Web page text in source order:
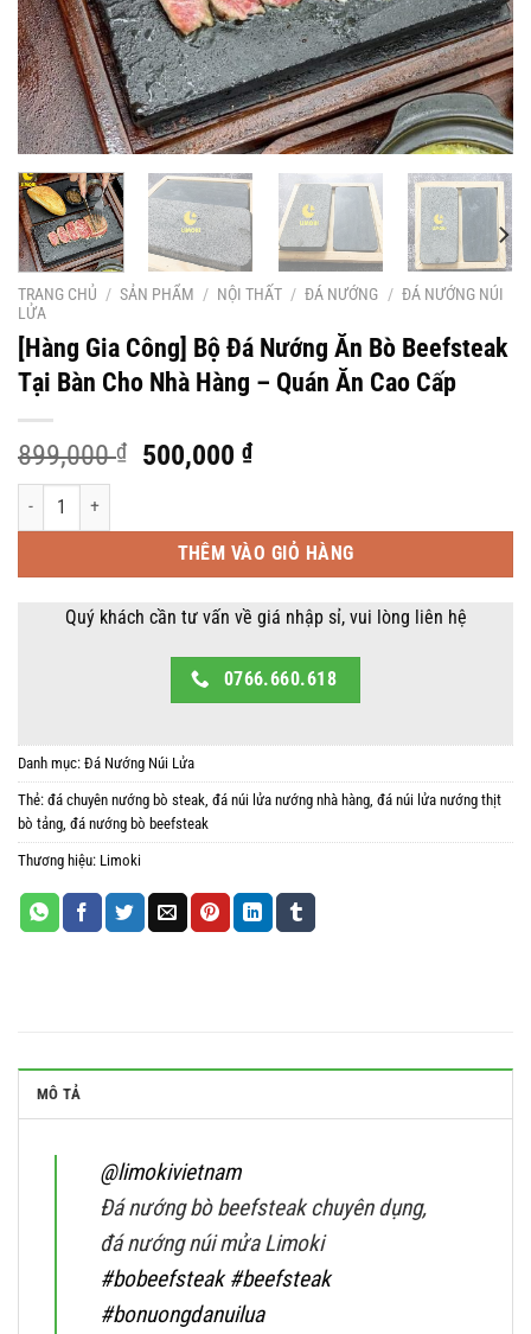
TRANG CHỦ / SẢN PHẨM / NỘI THẤT / ĐÁ NƯỚNG / ĐÁ NƯỚNG NÚI
LỬA
[Hàng Gia Công] Bộ Đá Nướng Ăn Bò Beefsteak
Tại Bàn Cho Nhà Hàng – Quán Ăn Cao Cấp
899,000₫
Giá
899,000 ₫.
500,000₫Giá
là:
500,000 ₫.
[Hàng Gia Công] Bộ Đá Nướng Ăn Bò Beefsteak Tại Bàn Cho Nhà Hàng -
THÊM VÀO GIỎ HÀNG
Quý khách cần tư vấn về giá nhập sỉ, vui lòng liên hệ
0766.660.618
Danh mục: Đá Nướng Núi Lửa
Thẻ: đá chuyên nướng bò steak đá núi lửa nướng nhà hàng đá núi lửa nướng thịt
bò tảng đá nướng bò beefsteak
Thương hiệu: Limoki
MÔ TẢ
@limokivietnam
Đá nướng bò beefsteak chuyên dụng,
đá nướng núi mửa Limoki
#bobeefsteak #beefsteak
#bonuongdanuilua